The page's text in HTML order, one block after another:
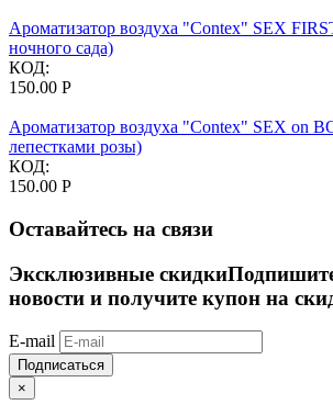
Ароматизатор воздуха "Contex" SEX
ночного сада)
КОД:
150.00 Р
Ароматизатор воздуха "Contex" SEX on
лепестками розы)
КОД:
150.00 Р
Оставайтесь на связи
Эксклюзивные скидки
новости и получите купон на
E-mail
Подписаться
×